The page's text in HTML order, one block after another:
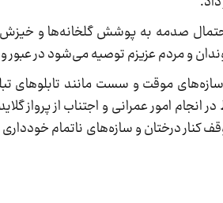
احتمال صدمه به پوشش گلخانه‌ها و
و مردم عزیزم توصیه می‌شود در عبور و
موقت و سست مانند تابلوهای
انجام امور عمرانی و اجتناب از پرواز
کنار درختان و سازه‌های ناتمام